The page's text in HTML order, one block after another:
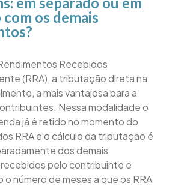
os demais
Recebidos
(RRA), a tributação direta na
a mais vantajosa para a
Nessa modalidade o
já é retido no momento do
RRA e o cálculo da tributação é
dos demais
pelo contribuinte e
número de meses a que os RRA